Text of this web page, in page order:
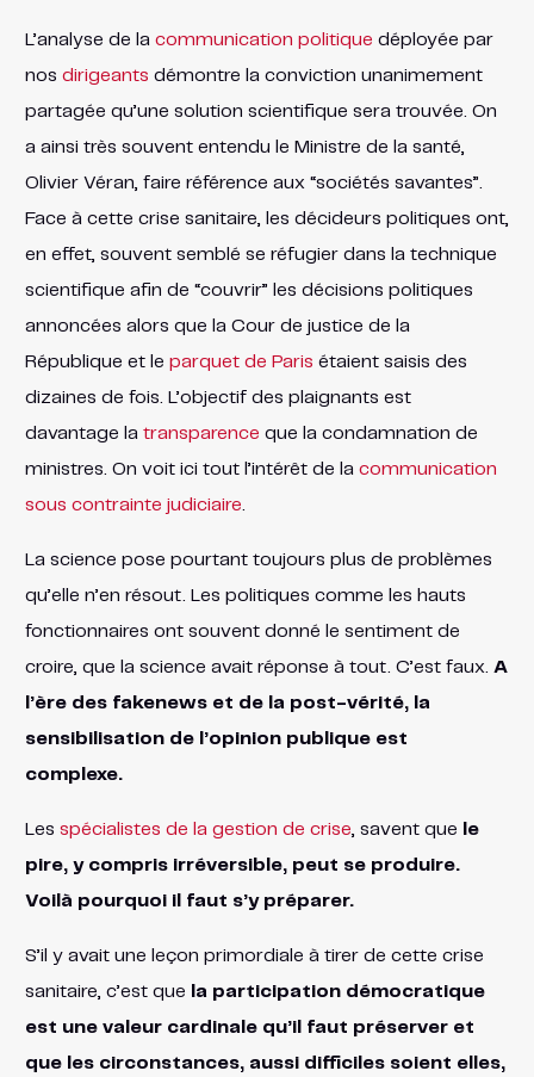
L’analyse de la communication politique déployée par
nos dirigeants démontre la conviction unanimement
partagée qu’une solution scientifique sera trouvée. On
a ainsi très souvent entendu le Ministre de la santé,
Olivier Véran, faire référence aux “sociétés savantes”.
Face à cette crise sanitaire, les décideurs politiques ont,
en effet, souvent semblé se réfugier dans la technique
scientifique afin de “couvrir” les décisions politiques
annoncées alors que la Cour de justice de la
République et le parquet de Paris étaient saisis des
dizaines de fois. L’objectif des plaignants est
davantage la transparence que la condamnation de
ministres. On voit ici tout l’intérêt de la communication
sous contrainte judiciaire
La science pose pourtant toujours plus de problèmes
qu’elle n’en résout. Les politiques comme les hauts
fonctionnaires ont souvent donné le sentiment de
croire, que la science avait réponse à tout. C’est faux. A
l’ère des fakenews et de la post-vérité, la
sensibilisation de l’opinion publique est
complexe.
Les spécialistes de la gestion de crise , savent que
le
pire, y compris irréversible, peut se produire.
Voilà pourquoi il faut s’y préparer.
S’il y avait une leçon primordiale à tirer de cette crise
sanitaire, c’est que
la participation démocratique
est une valeur cardinale qu’il faut préserver et
que les circonstances, aussi difficiles soient elles,